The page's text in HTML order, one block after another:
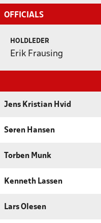
OFFICIALS
HOLDLEDER
Erik Frausing
Jens Kristian Hvid
Søren Hansen
Torben Munk
Kenneth Lassen
Lars Olesen